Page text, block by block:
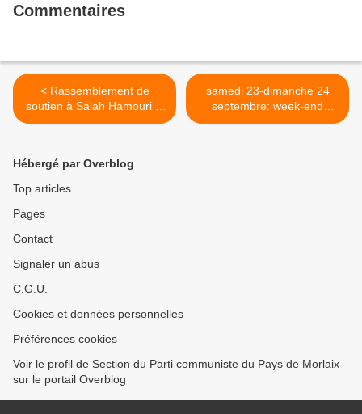
Commentaires
< Rassemblement de
soutien à Salah Hamouri le
vendredi 22 septembre à
samedi 23-dimanche 24
septembre: week-end
revendicatif, convivial et
Hébergé par Overblog
Top articles
Pages
Contact
Signaler un abus
C.G.U.
Cookies et données personnelles
Préférences cookies
Voir le profil de Section du Parti communiste du Pays de Morlaix
sur le portail Overblog